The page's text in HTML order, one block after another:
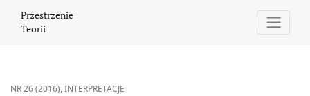
Przestrzenie
Teorii
NR 26 (2016),INTERPRETACJE